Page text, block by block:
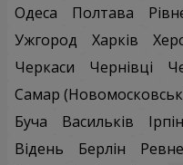
Одеса
Полтава
Ужгород
Харків
Черкаси
Чернівці
Самар
Буча
Васильків
Відень
Берлін Ревне